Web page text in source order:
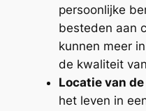
persoonlijke
besteden aan
kunnen meer
de kwaliteit
Locatie van
het leven in